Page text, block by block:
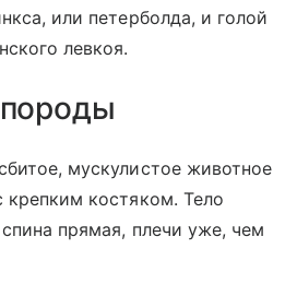
или петерболда, и голой
левкоя.
мускулистое животное
крепким костяком. Тело
прямая, плечи уже, чем